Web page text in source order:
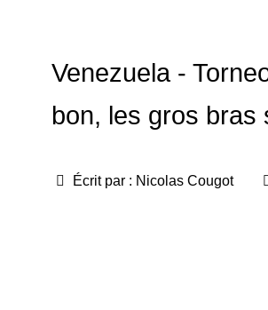
Venezuela -
bon, les gros bras
Écrit par : Nicolas Cougot